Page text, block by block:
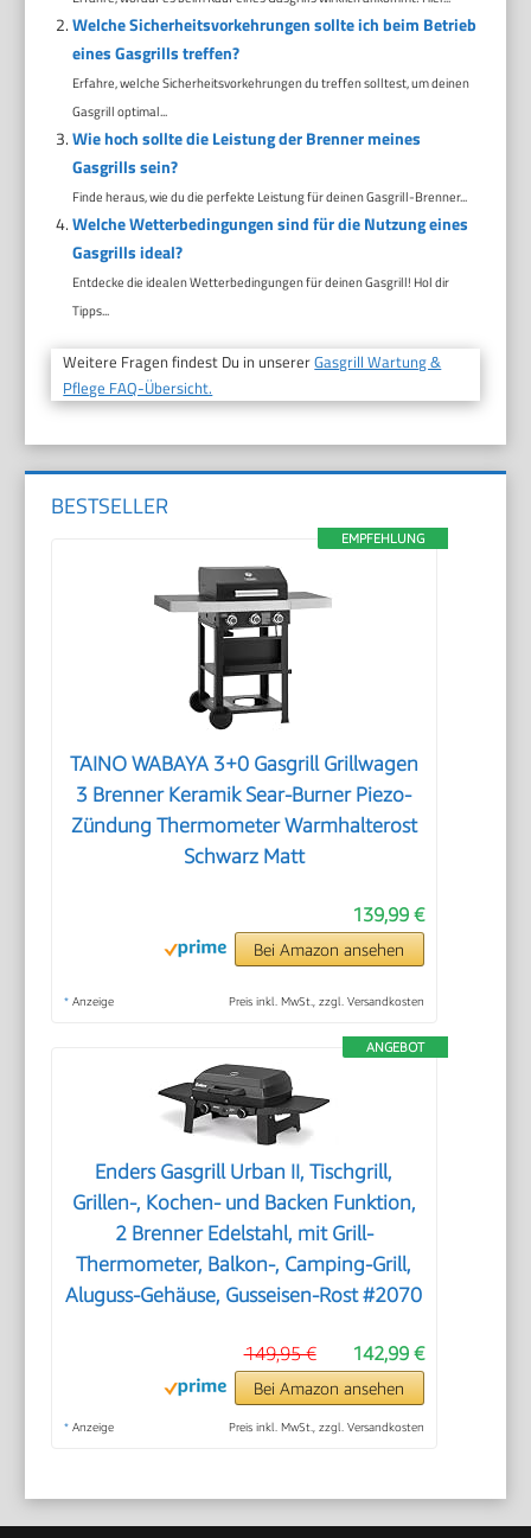
Welche Sicherheitsvorkehrungen sollte ich beim Betrieb
eines Gasgrills treffen?
Erfahre, welche Sicherheitsvorkehrungen du treffen solltest, um deinen
Gasgrill optimal...
Wie hoch sollte die Leistung der Brenner meines
Gasgrills sein?
Finde heraus, wie du die perfekte Leistung für deinen Gasgrill-Brenner...
Welche Wetterbedingungen sind für die Nutzung eines
Gasgrills ideal?
Entdecke die idealen Wetterbedingungen für deinen Gasgrill! Hol dir
Tipps...
Weitere Fragen findest Du in unsererGasgrill Wartung &
Pflege FAQ-Übersicht.
BESTSELLER
EMPFEHLUNG
TAINO WABAYA 3+0 Gasgrill Grillwagen
3 Brenner Keramik Sear-Burner Piezo-
Zündung Thermometer Warmhalterost
Schwarz Matt
139,99 €
Bei Amazon ansehen
* Anzeige Preis inkl. MwSt., zzgl. Versandkosten
ANGEBOT
Enders Gasgrill Urban II, Tischgrill,
Grillen-, Kochen- und Backen Funktion,
2 Brenner Edelstahl, mit Grill-
Thermometer, Balkon-, Camping-Grill,
Aluguss-Gehäuse, Gusseisen-Rost #2070
142,99 €
149,95 €
Bei Amazon ansehen
* Anzeige Preis inkl. MwSt., zzgl. Versandkosten